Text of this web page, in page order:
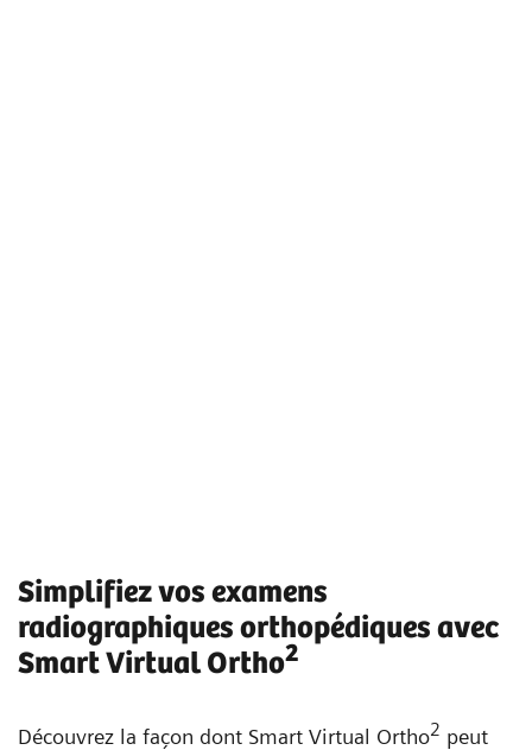
Simplifiez vos examens
radiographiques orthopédiques avec
Smart Virtual Ortho2
Découvrez la façon dont Smart Virtual Ortho2 peut